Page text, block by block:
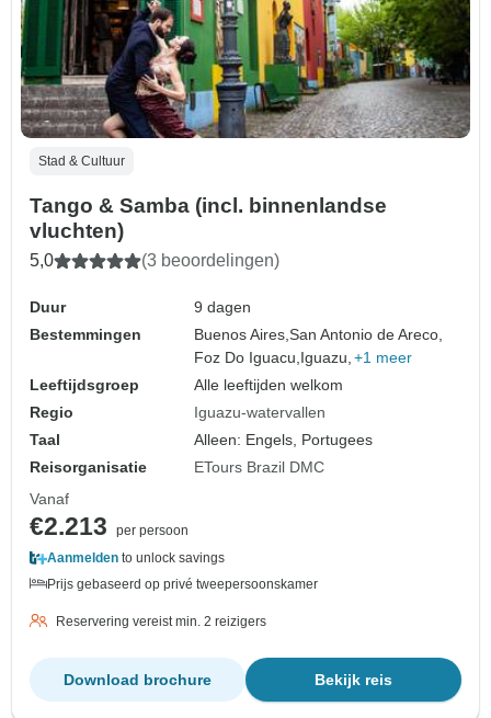
Stad & Cultuur
Tango & Samba (incl. binnenlandse
vluchten)
5,0 (3 beoordelingen)
Duur
9 dagen
Bestemmingen
Buenos Aires,San Antonio de Areco,
Foz Do Iguacu, Iguazu, +1 meer
Leeftijdsgroep
Alle leeftijden welkom
Regio
Iguazu-watervallen
Taal
Alleen: Engels, Portugees
Reisorganisatie
ETours Brazil DMC
Vanaf
€2.213
per persoon
Aanmelden to unlock savings
Prijs gebaseerd op privé tweepersoonskamer
Reservering vereist min. 2 reizigers
Bekijk reis
Download brochure